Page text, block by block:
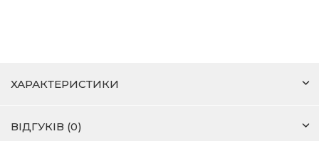
ХАРАКТЕРИСТИКИ
ВІДГУКІВ (0)